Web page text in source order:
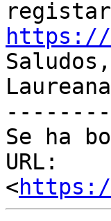
Saludos,
Laureana
Se ha
URL:
<